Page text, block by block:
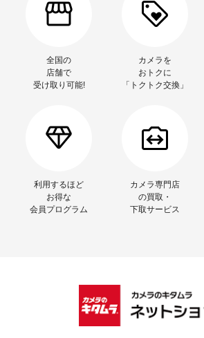
全国の
店舗で
受け取り可能!
カメラを
おトクに
「トクトク交換」
利用するほど
お得な
会員プログラム
カメラ専門店
の買取・
下取サービス